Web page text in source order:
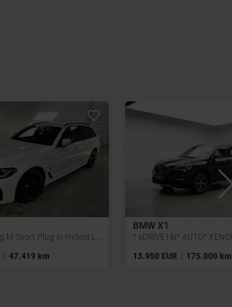
530e Touring M Sport Plug In Hybrid Laser ACC Trekhaak
| 47.419 km
BMW X1
13.950 EUR | 175.000 km